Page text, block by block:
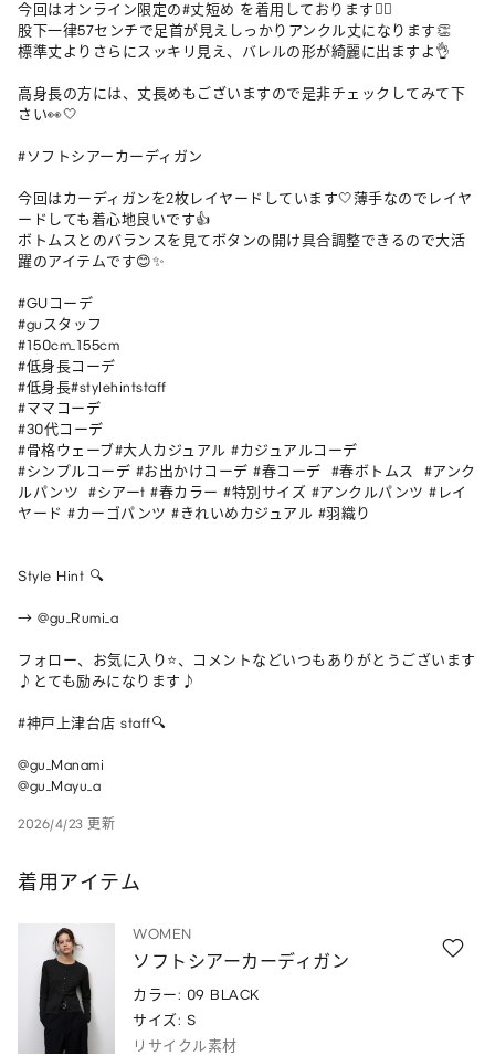
今回はオンライン限定の#丈短め を着用しております🙆‍♀️
股下一律57センチで足首が見えしっかりアンクル丈になります👏
標準丈よりさらにスッキリ見え、バレルの形が綺麗に出ますよ👌
高身長の方には、丈長めもございますので是非チェックしてみて下
さい👀🤍
#ソフトシアーカーディガン
今回はカーディガンを2枚レイヤードしています🤍薄手なのでレイヤ
ードしても着心地良いです👍
ボトムスとのバランスを見てボタンの開け具合調整できるので大活
躍のアイテムです😊✨
#GUコーデ
#guスタッフ
#150cm_155cm
#低身長コーデ
#低身長#stylehintstaff
#ママコーデ
#30代コーデ
#骨格ウェーブ#大人カジュアル #カジュアルコーデ
#シンプルコーデ #お出かけコーデ #春コーデ  #春ボトムス  #アンク
ルパンツ  #シアーt #春カラー #特別サイズ #アンクルパンツ #レイ
ヤード #カーゴパンツ #きれいめカジュアル #羽織り
Style Hint 🔍
→ @gu_Rumi_a
フォロー、お気に入り⭐️、コメントなどいつもありがとうございます
♪とても励みになります♪
#神戸上津台店 staff🔍
@gu_Manami
@gu_Mayu_a
2026/4/23 更新
着用アイテム
WOMEN
ソフトシアーカーディガン
カラー: 09 BLACK
サイズ: S
リサイクル素材